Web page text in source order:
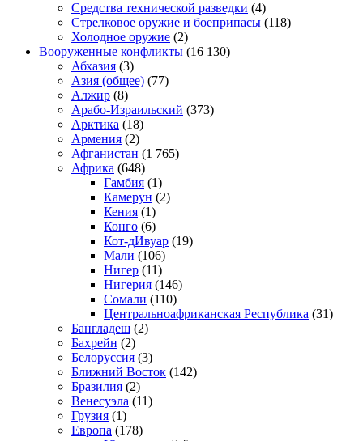
Средства технической разведки (4)
Стрелковое оружие и боеприпасы (118)
Холодное оружие (2)
Вооруженные конфликты (16 130)
Абхазия (3)
Азия (общее) (77)
Алжир (8)
Арабо-Израильский (373)
Арктика (18)
Армения (2)
Афганистан (1 765)
Африка (648)
Гамбия (1)
Камерун (2)
Кения (1)
Конго (6)
Кот-дИвуар (19)
Мали (106)
Нигер (11)
Нигерия (146)
Сомали (110)
Центральноафриканская Республика (31)
Бангладеш (2)
Бахрейн (2)
Белоруссия (3)
Ближний Восток (142)
Бразилия (2)
Венесуэла (11)
Грузия (1)
Европа (178)